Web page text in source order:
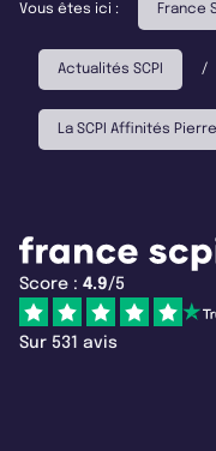
Vous êtes ici : France
Actualités SCPI /
La SCPI Affinités
Score : 4.9/5
Sur 531 avis